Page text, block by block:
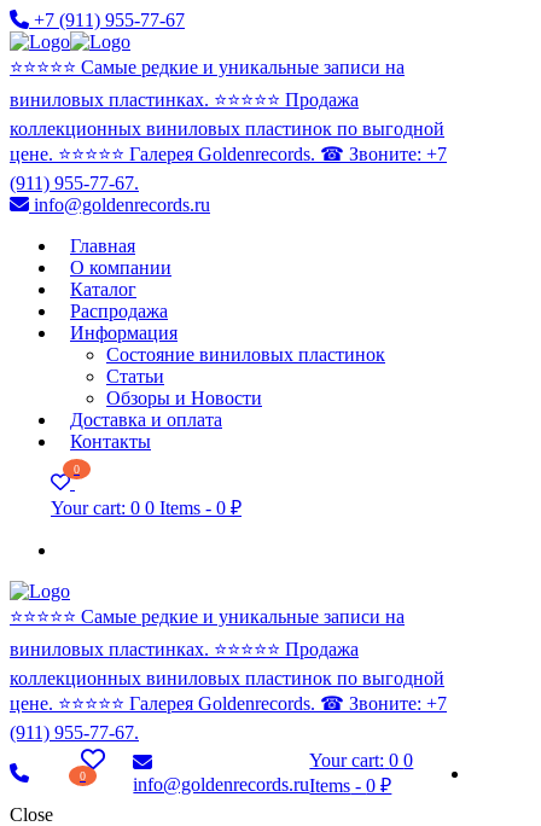
+7 (911) 955-77-67
⭐️⭐️⭐️⭐️⭐️ Самые редкие и уникальные записи на
виниловых пластинках. ⭐️⭐️⭐️⭐️⭐️ Продажа
коллекционных виниловых пластинок по выгодной
цене. ⭐️⭐️⭐️⭐️⭐️ Галерея Goldenrecords. ☎ Звоните: +7
(911) 955-77-67.
info@goldenrecords.ru
Главная
О компании
Каталог
Распродажа
Информация
Состояние виниловых пластинок
Статьи
Обзоры и Новости
Доставка и оплата
Контакты
0
Your cart: 0 0 Items - 0 ₽
⭐️⭐️⭐️⭐️⭐️ Самые редкие и уникальные записи на
виниловых пластинках. ⭐️⭐️⭐️⭐️⭐️ Продажа
коллекционных виниловых пластинок по выгодной
цене. ⭐️⭐️⭐️⭐️⭐️ Галерея Goldenrecords. ☎ Звоните: +7
(911) 955-77-67.
0 info@goldenrecords.ru
Your cart: 00
Items -0 ₽
Close